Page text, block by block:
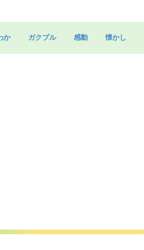
か ガクブル 感動 懐かし